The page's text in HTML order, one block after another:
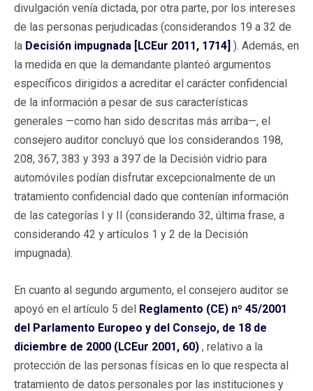
divulgación venía dictada, por otra parte, por los intereses
de las personas perjudicadas (considerandos 19 a 32 de
la Decisión impugnada [LCEur 2011, 1714] ). Además, en
la medida en que la demandante planteó argumentos
específicos dirigidos a acreditar el carácter confidencial
de la información a pesar de sus características
generales —como han sido descritas más arriba—, el
consejero auditor concluyó que los considerandos 198,
208, 367, 383 y 393 a 397 de la Decisión vidrio para
automóviles podían disfrutar excepcionalmente de un
tratamiento confidencial dado que contenían información
de las categorías I y II (considerando 32, última frase, a
considerando 42 y artículos 1 y 2 de la Decisión
impugnada).
En cuanto al segundo argumento, el consejero auditor se
apoyó en el artículo 5 del Reglamento (CE) nº 45/2001
del Parlamento Europeo y del Consejo, de 18 de
diciembre de 2000 (LCEur 2001, 60) , relativo a la
protección de las personas físicas en lo que respecta al
tratamiento de datos personales por las instituciones y